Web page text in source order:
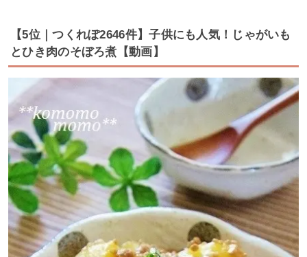
【5位｜つくれぽ2646件】子供にも人気！じゃがいも
とひき肉のそぼろ煮【動画】